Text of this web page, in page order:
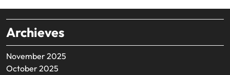
Archieves
November 2025
October 2025